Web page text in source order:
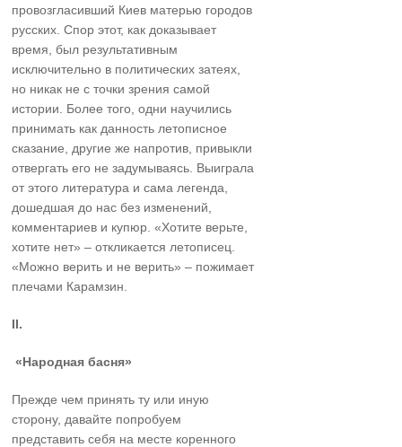
провозгласивший Киев матерью городов
русских. Спор этот, как доказывает
время, был результативным
исключительно в политических затеях,
но никак не с точки зрения самой
истории. Более того, одни научились
принимать как данность летописное
сказание, другие же напротив, привыкли
отвергать его не задумываясь. Выиграла
от этого литература и сама легенда,
дошедшая до нас без изменений,
комментариев и купюр. «Хотите верьте,
хотите нет» – откликается летописец.
«Можно верить и не верить» – пожимает
плечами Карамзин.
II.
«Народная басня»
Прежде чем принять ту или иную
сторону, давайте попробуем
представить себя на месте коренного